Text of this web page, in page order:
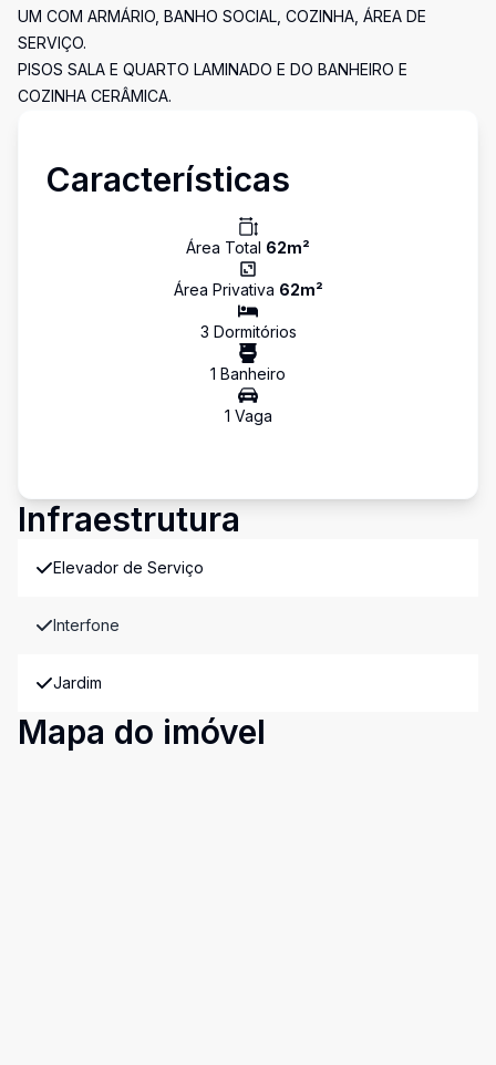
UM COM ARMÁRIO, BANHO SOCIAL, COZINHA, ÁREA DE
SERVIÇO.
PISOS SALA E QUARTO LAMINADO E DO BANHEIRO E
COZINHA CERÂMICA.
Características
Área Total 62m²
Área Privativa 62m²
3 Dormitórios
1 Banheiro
1 Vaga
Infraestrutura
Elevador de Serviço
Interfone
Jardim
Mapa do imóvel